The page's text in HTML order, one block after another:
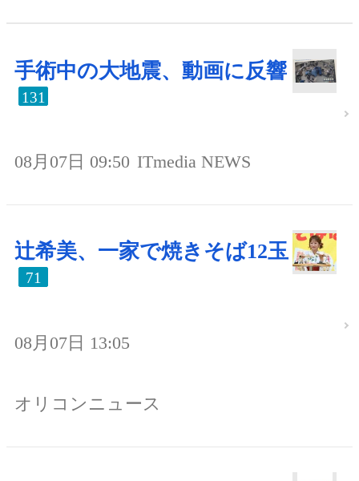
手術中の大地震、動画に反響
131
08月07日 09:50 ITmedia NEWS
辻希美、一家で焼きそば12玉
71
08月07日 13:05
オリコンニュース